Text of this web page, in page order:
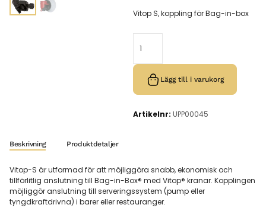
Vitop S, koppling för Bag-in-box
Lägg till i varukorg
Artikelnr: UPP00045
Beskrivning Produktdetaljer
Vitop-S är utformad för att möjliggöra snabb, ekonomisk och
tillförlitlig anslutning till Bag-in-Box® med Vitop® kranar. Kopplingen
möjliggör anslutning till serveringssystem (pump eller
tyngdkraftdrivna) i barer eller restauranger.